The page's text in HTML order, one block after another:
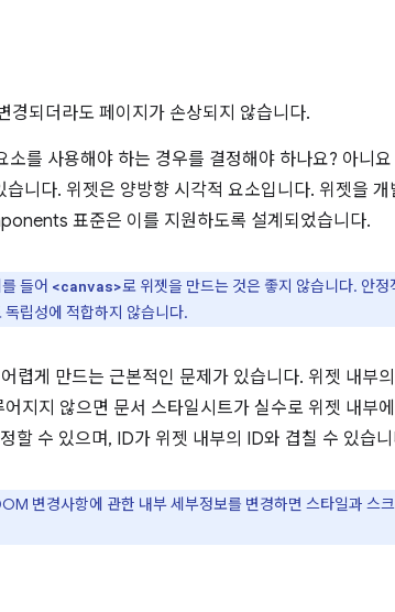
경되더라도 페이지가 손상되지 않습니다.
를 사용해야 하는 경우를 결정해야 하나요? 아니
니다. 위젯은 양방향 시각적 요소입니다. 위젯을
표준은 이를 지원하도록 설계되었습니다.
들어 <canvas>로 위젯을 만드는 것은 좋지 않습니다. 안
립성에 적합하지 않습니다.
게 만드는 근본적인 문제가 있습니다. 위젯 내부
지지 않으면 문서 스타일시트가 실수로 위젯 내부
수 있으며, ID가 위젯 내부의 ID와 겹칠 수 있습
변경사항에 관한 내부 세부정보를 변경하면 스타일과 스